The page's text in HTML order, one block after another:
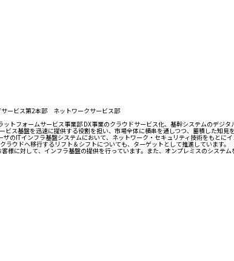
サービス第2本部 ネットワークサービス部
フォームサービス事業部 DX事業のクラウドサービス化、基幹システムのデジ
ス基盤を迅速に提供する役割を担い、市場全体に横串を通しつつ、蓄積した知
ITインフラ基盤システムにおいて、ネットワーク・セキュリティ技術をもとに
ウドへ移行するリフト＆シフトについても、ターゲットとして推進しています
に対して、インフラ基盤の提供を行っています。また、オンプレミスのシステ